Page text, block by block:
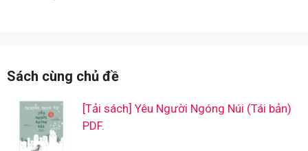
Sách cùng chủ đề
[Tải sách] Yêu Người Ngóng Núi (Tái bản)
PDF.